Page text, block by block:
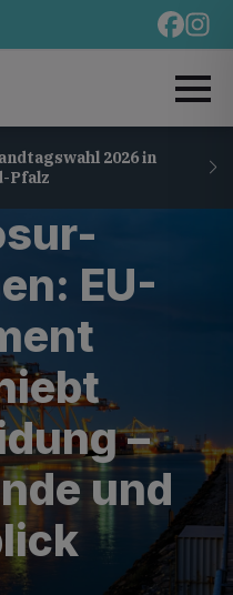
2026 in
Pfalz
EU-
–
und